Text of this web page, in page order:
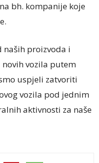
bh. kompanije koje
naših proizvoda i
vozila putem
uspjeli zatvoriti
vozila pod jednim
aktivnosti za naše